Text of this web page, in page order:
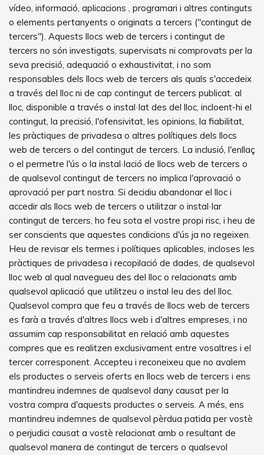
vídeo, informació, aplicacions , programari i altres continguts
o elements pertanyents o originats a tercers ("contingut de
tercers"). Aquests llocs web de tercers i contingut de
tercers no són investigats, supervisats ni comprovats per la
seva precisió, adequació o exhaustivitat, i no som
responsables dels llocs web de tercers als quals s'accedeix
a través del lloc ni de cap contingut de tercers publicat. al
lloc, disponible a través o instal·lat des del lloc, incloent-hi el
contingut, la precisió, l'ofensivitat, les opinions, la fiabilitat,
les pràctiques de privadesa o altres polítiques dels llocs
web de tercers o del contingut de tercers. La inclusió, l'enllaç
o el permetre l'ús o la instal·lació de llocs web de tercers o
de qualsevol contingut de tercers no implica l'aprovació o
aprovació per part nostra. Si decidiu abandonar el lloc i
accedir als llocs web de tercers o utilitzar o instal·lar
contingut de tercers, ho feu sota el vostre propi risc, i heu de
ser conscients que aquestes condicions d'ús ja no regeixen.
Heu de revisar els termes i polítiques aplicables, incloses les
pràctiques de privadesa i recopilació de dades, de qualsevol
lloc web al qual navegueu des del lloc o relacionats amb
qualsevol aplicació que utilitzeu o instal·leu des del lloc.
Qualsevol compra que feu a través de llocs web de tercers
es farà a través d'altres llocs web i d'altres empreses, i no
assumim cap responsabilitat en relació amb aquestes
compres que es realitzen exclusivament entre vosaltres i el
tercer corresponent. Accepteu i reconeixeu que no avalem
els productes o serveis oferts en llocs web de tercers i ens
mantindreu indemnes de qualsevol dany causat per la
vostra compra d'aquests productes o serveis. A més, ens
mantindreu indemnes de qualsevol pèrdua patida per vostè
o perjudici causat a vostè relacionat amb o resultant de
qualsevol manera de contingut de tercers o qualsevol